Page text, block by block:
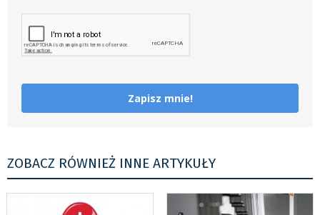
Zapisz mnie!
ZOBACZ RÓWNIEŻ INNE ARTYKUŁY